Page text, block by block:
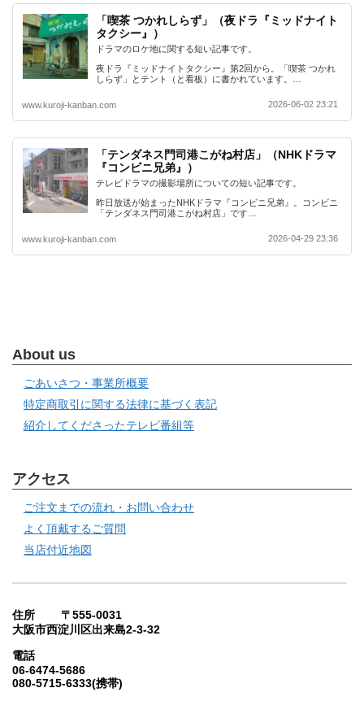
「喫茶 つかれしらず」（夜ドラ『ミッドナイト
タクシー』）
ドラマのロケ地に関する短い記事です。
夜ドラ『ミッドナイトタクシー』第2回から。「喫茶 つかれ
しらず」とテント（と看板）に書かれています。…
www.kuroji-kanban.com 2026-06-02 23:21
「テンダネス門司港こがね村店」（NHKドラマ
『コンビニ兄弟』）
テレビドラマの撮影場所についての短い記事です。
昨日放送が始まったNHKドラマ『コンビニ兄弟』。コンビニ
「テンダネス門司港こがね村店」です…
www.kuroji-kanban.com 2026-04-29 23:36
About us
ごあいさつ・事業所概要
特定商取引に関する法律に基づく表記
紹介してくださったテレビ番組等
アクセス
ご注文までの流れ・お問い合わせ
よく頂戴するご質問
当店付近地図
住所 〒555-0031
大阪市西淀川区出来島2-3-32
電話
06-6474-5686
080-5715-6333(携帯)